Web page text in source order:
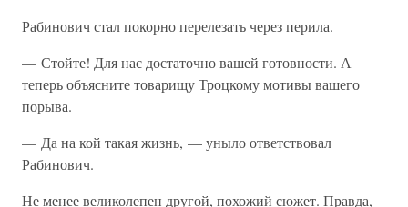
Рабинович стал покорно перелезать через перила.
— Стойте! Для нас достаточно вашей готовности. А
теперь объясните товарищу Троцкому мотивы вашего
порыва.
— Да на кой такая жизнь, — уныло ответствовал
Рабинович.
Не менее великолепен другой, похожий сюжет. Правда,